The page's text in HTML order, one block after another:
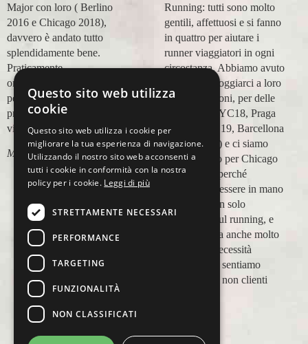
Major con loro ( Berlino
2016 e Chicago 2018),
davvero è andato tutto
splendidamente bene.
Praticamente
organizzazione
perfetta,dalla
prenotazione,mesi prima,al
viaggio.
Marco Ceseri
Running: tutti sono molto
gentili, affettuosi e si fanno
in quattro per aiutare i
runner viaggiatori in ogni
circostanza. Abbiamo avuto
modo di appoggiarci a loro
in più occasioni, per delle
maratone (NYC18, Praga
19, Valencia 19, Barcellona
21, NYC 22) e ci siamo
affidati a loro per Chicago
23 (ottobre) perché
sappiamo di essere in mano
a persone non solo
competenti sul running, e
sulle città, ma anche molto
attente alle necessità
personali. Ci sentiamo
ospiti, amici, non clienti
Questo sito web utilizza
cookie
Questo sito web utilizza i cookie per
migliorare la tua esperienza di navigazione.
Utilizzando il nostro sito web acconsenti a
tutti i cookie in conformità con la nostra
policy per i cookie. Leggi di più
STRETTAMENTE NECESSARI
PERFORMANCE
TARGETING
FUNZIONALITÀ
NON CLASSIFICATI